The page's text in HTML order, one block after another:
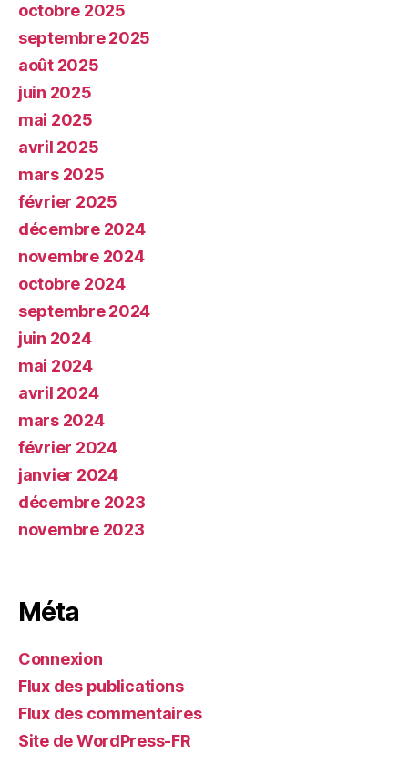
octobre 2025
septembre 2025
août 2025
juin 2025
mai 2025
avril 2025
mars 2025
février 2025
décembre 2024
novembre 2024
octobre 2024
septembre 2024
juin 2024
mai 2024
avril 2024
mars 2024
février 2024
janvier 2024
décembre 2023
novembre 2023
Méta
Connexion
Flux des publications
Flux des commentaires
Site de WordPress-FR